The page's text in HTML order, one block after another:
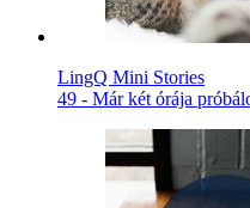
LingQ Mini Stories
49 - Már két órája